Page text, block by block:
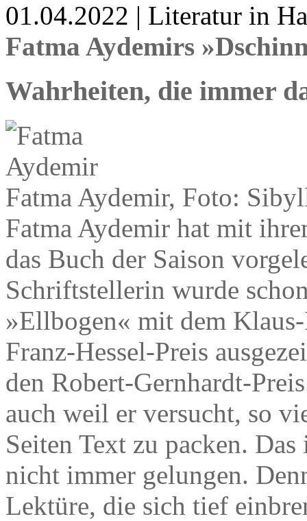
01.04.2022 | Literatur in
Fatma Aydemirs
Wahrheiten, die immer
Fatma Aydemir, Foto:
Fatma Aydemir hat mit
das Buch der Saison
Schriftstellerin wurde
»Ellbogen« mit dem
Franz-Hessel-Preis
den Robert-Gernhardt-
auch weil er versucht, so
Seiten Text zu packen.
nicht immer gelungen.
Lektüre, die sich tief